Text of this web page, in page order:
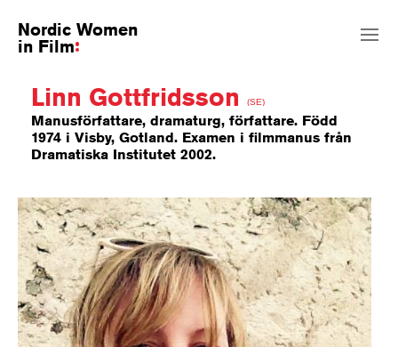
Nordic Women
in Film
Linn Gottfridsson (SE)
Manusförfattare, dramaturg, författare. Född
1974 i Visby, Gotland. Examen i filmmanus från
Dramatiska Institutet 2002.